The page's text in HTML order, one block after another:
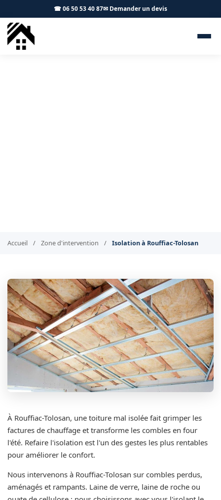
☎ 06 50 53 40 87✉ Demander un devis
Accueil / Zone d'intervention / Isolation à Rouffiac-Tolosan
À Rouffiac-Tolosan, une toiture mal isolée fait grimper les
factures de chauffage et transforme les combles en four
l'été. Refaire l'isolation est l'un des gestes les plus rentables
pour améliorer le confort.
Nous intervenons à Rouffiac-Tolosan sur combles perdus,
aménagés et rampants. Laine de verre, laine de roche ou